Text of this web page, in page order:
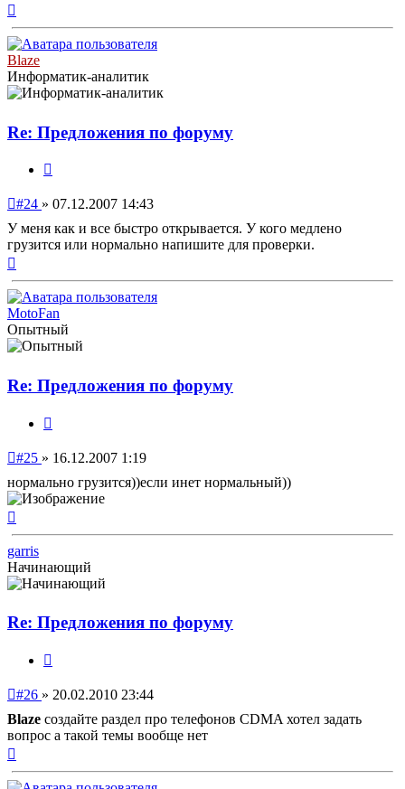
началу
Blaze
Информатик-аналитик
Re: Предложения по форуму
Непрочитанное
#24 » 07.12.2007 14:43
У меня как и все быстро открывается. У кого медлено
грузится или нормально напишите для проверки.
началу
MotoFan
Опытный
Re: Предложения по форуму
Непрочитанное
#25 » 16.12.2007 1:19
нормально грузится))если инет нормальный))
началу
garris
Начинающий
Re: Предложения по форуму
Непрочитанное
#26 » 20.02.2010 23:44
Blaze создайте раздел про телефонов CDMA хотел задать
вопрос а такой темы вообще нет
началу